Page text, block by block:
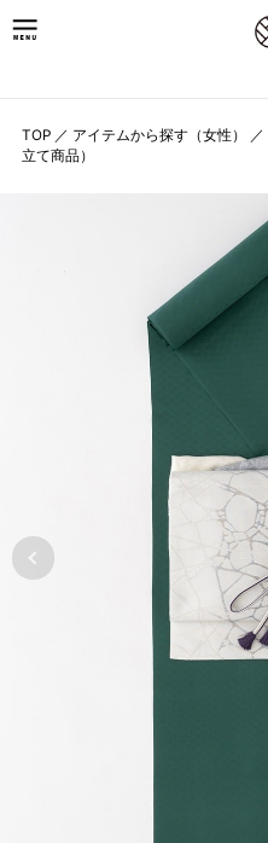
TOP ／ アイテムから探す（女性） ／
立て商品）